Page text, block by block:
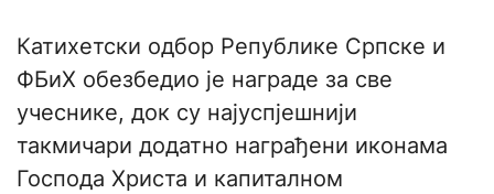
Катихетски одбор Републике Српске и
ФБиХ обезбедио је награде за све
учеснике, док су најуспјешнији
такмичари додатно награђени иконама
Господа Христа и капиталном